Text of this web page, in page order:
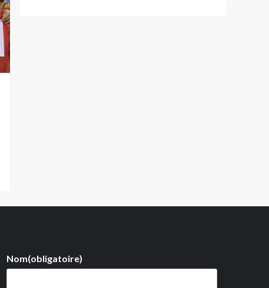
Nom(obligatoire)